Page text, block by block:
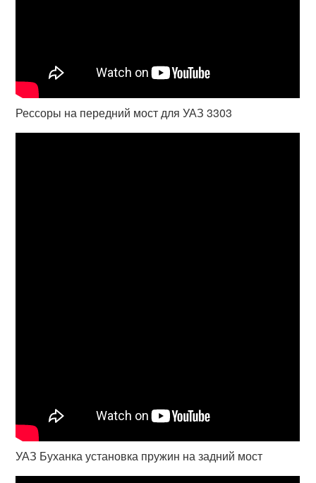
Рессоры на передний мост для УАЗ 3303
УАЗ Буханка установка пружин на задний мост